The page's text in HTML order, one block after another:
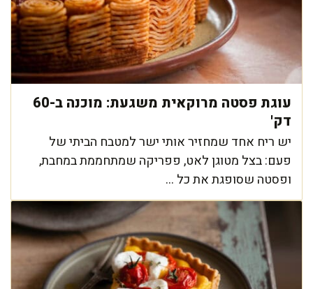
עוגת פסטה מרוקאית משגעת: מוכנה ב-60
דק'
יש ריח אחד שמחזיר אותי ישר למטבח הביתי של
פעם: בצל מטוגן לאט, פפריקה שמתחממת במחבת,
ופסטה שסופגת את כל ...